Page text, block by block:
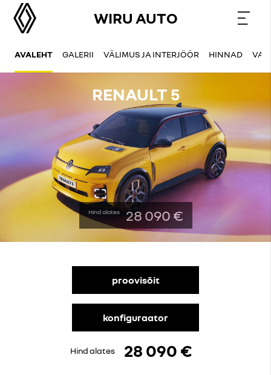
WIRU AUTO
AVALEHT GALERII VÄLIMUS JA INTERJÖÖR HINNAD
RENAULT 5
Hind alates 28 090 €
proovisõit
konfiguraator
Hind alates 28 090 €